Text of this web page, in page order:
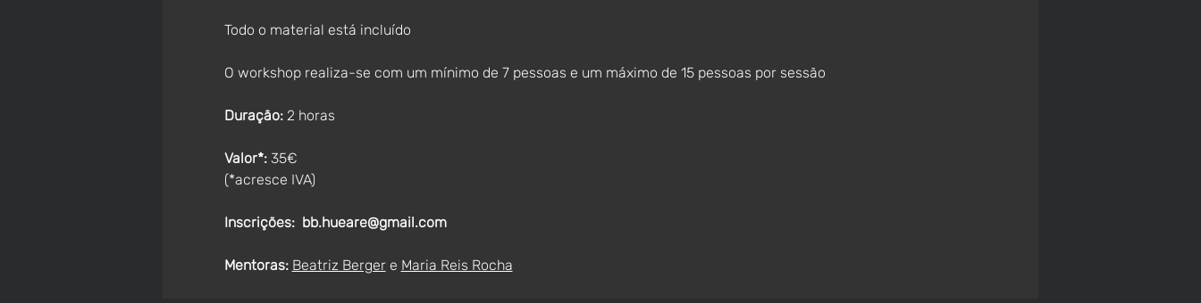
Todo o material está incluído
O workshop realiza-se com um mínimo de 7 pessoas e um máximo de 15 pessoas por sessão
Duração: 2 horas
Valor*: 35€
(*acresce IVA)
Inscrições: bb.hueare@gmail.com
Mentoras: Beatriz Berger e Maria Reis Rocha